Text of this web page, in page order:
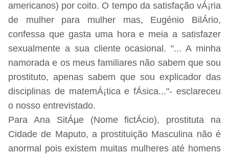
americanos) por coito. O tempo da satisfação vÁ¡ria
de mulher para mulher mas, Eugénio BilÁrio,
confessa que gasta uma hora e meia a satisfazer
sexualmente a sua cliente ocasional. "... A minha
namorada e os meus familiares não sabem que sou
prostituto, apenas sabem que sou explicador das
disciplinas de matemÁ¡tica e fÁsica..."- esclareceu
o nosso entrevistado.
Para Ana SitÁµe (Nome fictÁcio), prostituta na
Cidade de Maputo, a prostituição Masculina não é
anormal pois existem muitas mulheres até homens